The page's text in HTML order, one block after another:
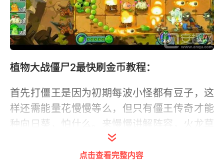
植物大战僵尸2最快刷金币教程：
首先打僵王是因为初期每波小怪都有豆子，这
样还需能量花慢慢等么，但只有僵王传奇才能
种向日葵，怕什么。来慢慢讲解阵容，火龙草
攻击范围小，这样攻击不到僵王，僵王不会掉
血，自然放的僵尸一直是初级的路障和普通僵
点击查看完整内容